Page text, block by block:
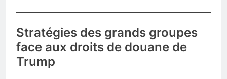
Stratégies des grands groupes
face aux droits de douane de
Trump